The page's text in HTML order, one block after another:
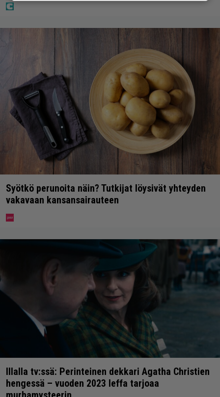
Syötkö perunoita näin? Tutkijat löysivät yhteyden
vakavaan kansansairauteen
Illalla tv:ssä: Perinteinen dekkari Agatha Christien
hengessä – vuoden 2023 leffa tarjoaa